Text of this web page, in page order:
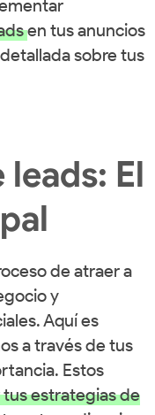
en tus anuncios
sobre tus
El
de atraer a
y
Aquí es
a través de tus
Estos
estrategias de